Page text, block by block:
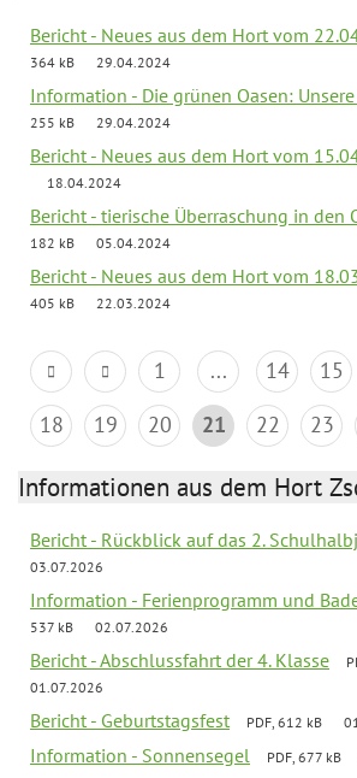
Bericht - Neues aus dem Hort vom
364 kB
29.04.2024
Information - Die grünen Oasen:
255 kB
29.04.2024
Bericht - Neues aus dem Hort vom
18.04.2024
Bericht - tierische Überraschung in den
182 kB
05.04.2024
Bericht - Neues aus dem Hort vom
405 kB
22.03.2024
1 ... 14 15
18
19 20 21 22 23
Informationen aus dem Hort
Bericht - Rückblick auf das 2.
03.07.2026
Information - Ferienprogramm und
537 kB
02.07.2026
Bericht - Abschlussfahrt der 4. Klasse
01.07.2026
Bericht - Geburtstagsfest PDF, 612 kB
Information - Sonnensegel PDF, 677 kB